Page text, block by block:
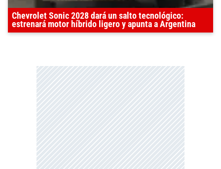
Chevrolet Sonic 2028 dará un salto tecnológico:
estrenará motor híbrido ligero y apunta a Argentina